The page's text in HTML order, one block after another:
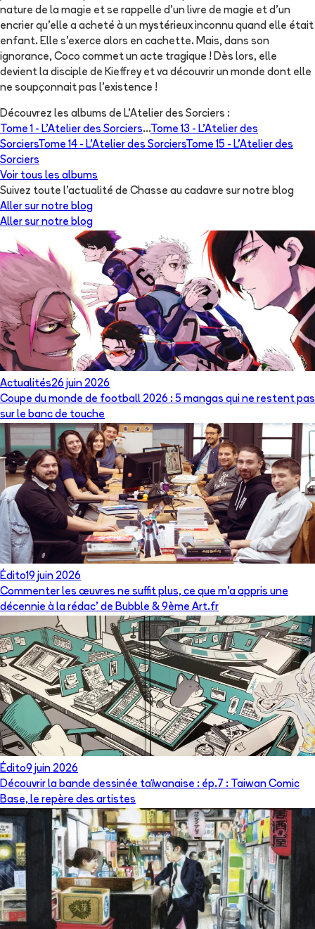
nature de la magie et se rappelle d'un livre de magie et d'un
encrier qu'elle a acheté à un mystérieux inconnu quand elle était
enfant. Elle s'exerce alors en cachette. Mais, dans son
ignorance, Coco commet un acte tragique ! Dès lors, elle
devient la disciple de Kieffrey et va découvrir un monde dont elle
ne soupçonnait pas l'existence !
Découvrez les albums de L'Atelier des Sorciers :
Tome 1 - L'Atelier des Sorciers...Tome 13 - L'Atelier des
SorciersTome 14 - L'Atelier des SorciersTome 15 - L'Atelier des
Sorciers
Voir tous les albums
Suivez toute l'actualité de Chasse au cadavre sur notre blog
Aller sur notre blog
Aller sur notre blog
Actualités26 juin 2026
Coupe du monde de football 2026 : 5 mangas qui ne restent pas
sur le banc de touche
Édito19 juin 2026
Commenter les œuvres ne suffit plus, ce que m’a appris une
décennie à la rédac’ de Bubble & 9ème Art.fr
Édito9 juin 2026
Découvrir la bande dessinée taïwanaise : ép.7 : Taiwan Comic
Base, le repère des artistes